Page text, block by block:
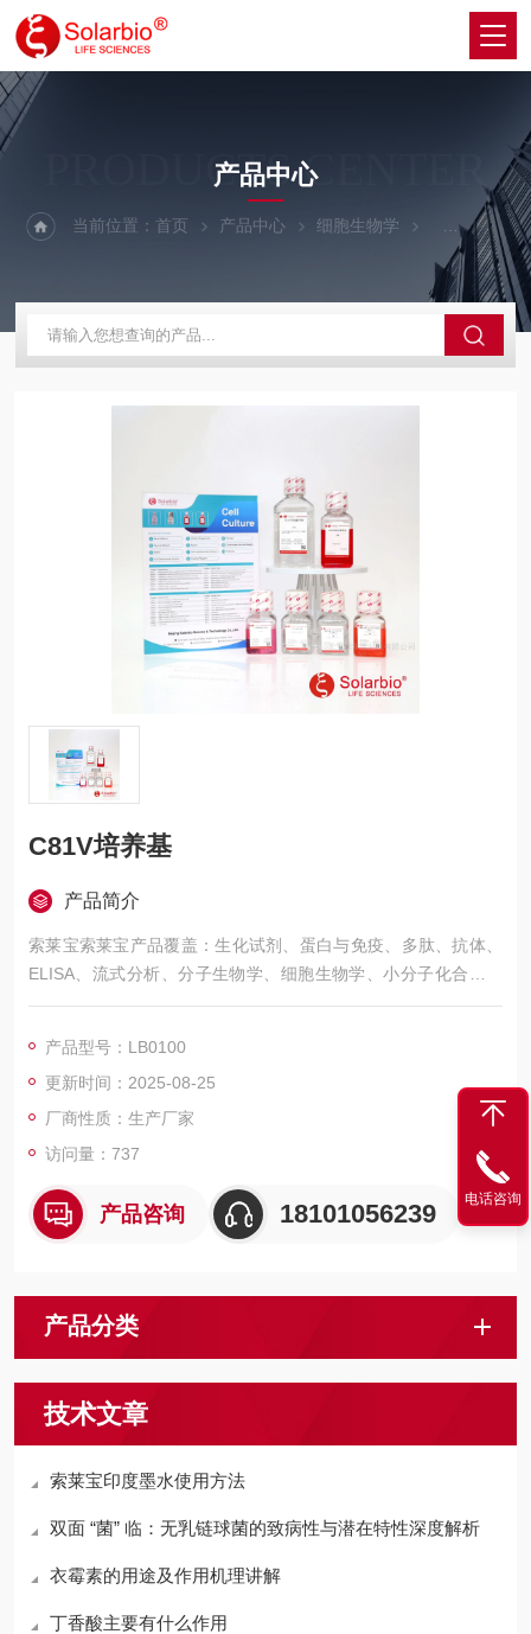
PRODUCTS CENTER
产品中心
当前位置：首页 产品中心 细胞生物学 植物培养
C81V培养基
产品简介
索莱宝索莱宝产品覆盖：生化试剂、蛋白与免疫、多肽、抗体、
ELISA、流式分析、分子生物学、细胞生物学、小分子化合物、
生化试剂盒、染色试剂、分析标准品、微生物培养、层析介质、
产品型号：LB0100
更新时间：2025-08-25
厂商性质：生产厂家
访问量：737
产品咨询 18101056239
产品分类
技术文章
索莱宝印度墨水使用方法
双面 “菌” 临：无乳链球菌的致病性与潜在特性深度解析
衣霉素的用途及作用机理讲解
丁香酸主要有什么作用
电话咨询